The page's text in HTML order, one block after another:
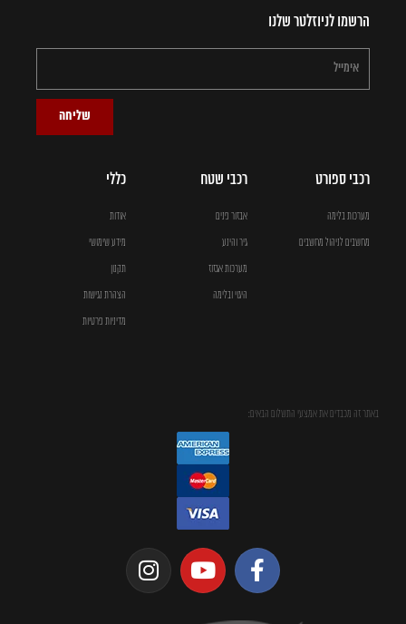
הרשמו לניוזלטר שלנו
שליחה
רכבי ספורט
מערכות בלימה
מחשבים לניהול מחשבים
רכבי שטח
אבזור פנים
גיר והינע
מערכות אגזוז
היגוי ובלימה
כללי
אודות
מידע שימושי
תקנון
הצהרת נגישות
מדיניות פרטיות
באתר זה מכבדים את אמצעי התשלום הבאים: